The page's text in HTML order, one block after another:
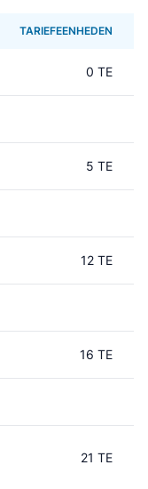
TARIEFEENHEDEN
0 TE
5 TE
12 TE
16 TE
21 TE